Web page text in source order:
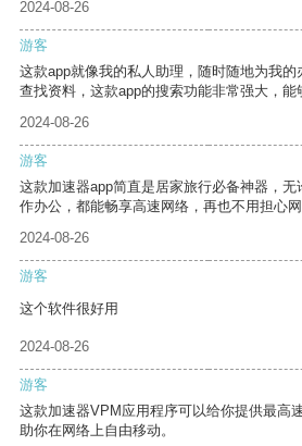
2024-08-26
游客
这款app就像我的私人助理，随时随地为我
查找资料，这款app的搜索功能非常强大，能
2024-08-26
游客
这款加速器app简直是居家旅行必备神器，
作办公，都能畅享高速网络，再也不用担心网
2024-08-26
游客
这个软件很好用
2024-08-26
游客
这款加速器VPM应用程序可以给你提供最高
助你在网络上自由移动。